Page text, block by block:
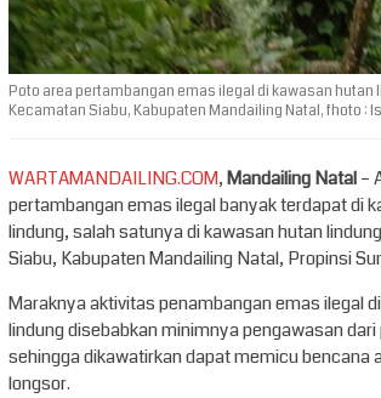
Poto area pertambangan emas ilegal di kawasan hutan
Kecamatan Siabu, Kabupaten Mandailing Natal, fhoto :
WARTAMANDAILING.COM,Mandailing Natal–
pertambangan emas ilegal banyak terdapat di
lindung, salah satunya di kawasan hutan
Siabu, Kabupaten Mandailing Natal, Propinsi
Maraknya aktivitas penambangan emas ilegal
lindung disebabkan minimnya pengawasan
sehingga dikawatirkan dapat memicu bencana
longsor.